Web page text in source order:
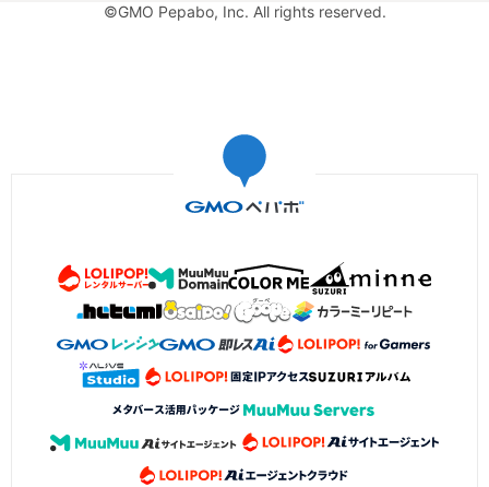
©GMO Pepabo, Inc. All rights reserved.